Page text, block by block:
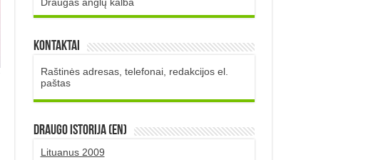
Kontaktai
Raštinės adresas, telefonai, redakcijos el.
paštas
DRAUGO istorija (EN)
Lituanus 2009